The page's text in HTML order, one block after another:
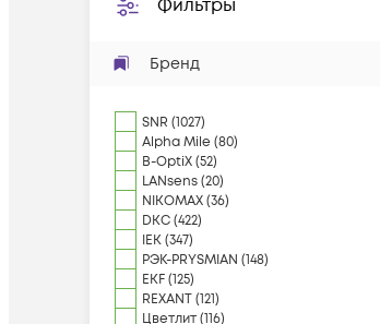
Фильтры
Бренд
SNR (1027)
Alpha Mile (80)
B-OptiX(52)
LANsens(20)
NIKOMAX(36)
DKC(422)
IEK(347)
РЭК-PRYSMIAN (148)
EKF(125)
REXANT(121)
Цветлит(116)